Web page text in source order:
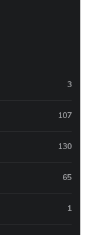
3
107
130
65
1